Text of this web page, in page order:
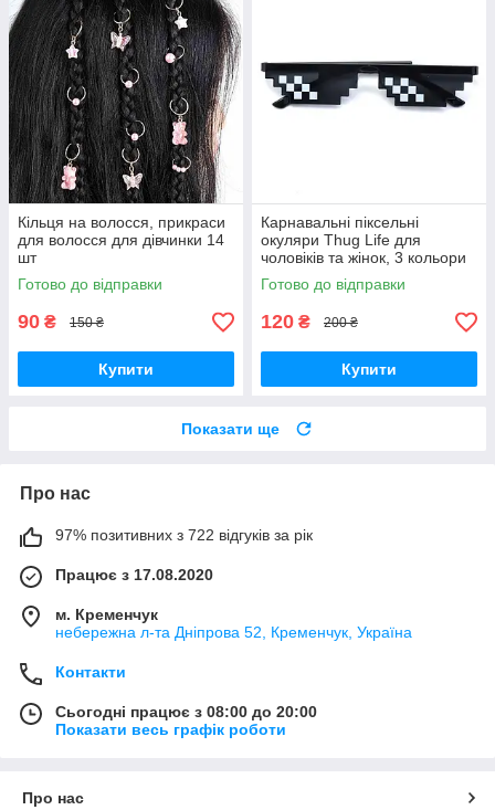
Кільця на волосся, прикраси
для волосся для дівчинки 14
шт
Готово до відправки
90 ₴ 150 ₴
Купити
Карнавальні піксельні
окуляри Thug Life для
чоловіків та жінок, 3 кольори
Готово до відправки
120 ₴ 200 ₴
Купити
Показати ще
Про нас
97% позитивних з 722 відгуків за рік
Працює з 17.08.2020
м. Кременчук
небережна л-та Дніпрова 52, Кременчук, Україна
Контакти
Сьогодні працює з 08:00 до 20:00
Показати весь графік роботи
Про нас